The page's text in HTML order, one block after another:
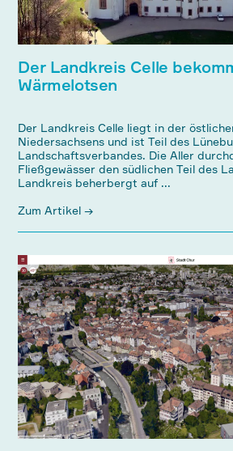
Der Landkreis Celle
Wärmelotsen
Der Landkreis Celle liegt in der
Niedersachsens und ist Teil des
Landschaftsverbandes. Die Aller
Fließgewässer den südlichen Teil des
Landkreis beherbergt auf ...
Zum Artikel →